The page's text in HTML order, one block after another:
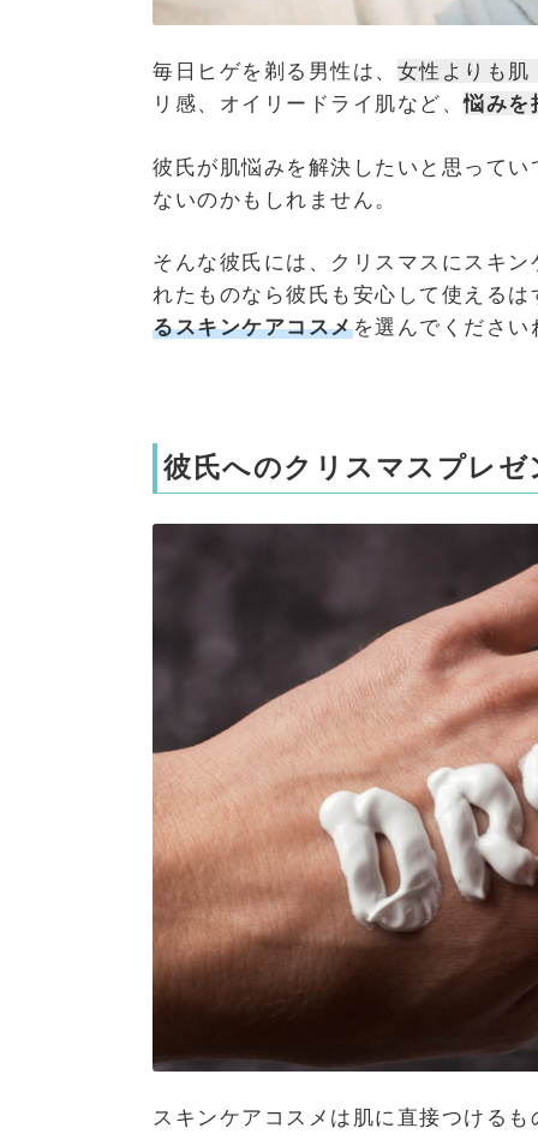
毎日ヒゲを剃る男性は、 女性よりも肌
リ感、オイリードライ肌など、悩みを
彼氏が肌悩みを解決したいと思って
ないのかもしれません。
そんな彼氏には、クリスマスにスキ
れたものなら彼氏も安心して使える
るスキンケアコスメを選んでください
彼氏へのクリスマスプレ
スキンケアコスメは肌に直接つける